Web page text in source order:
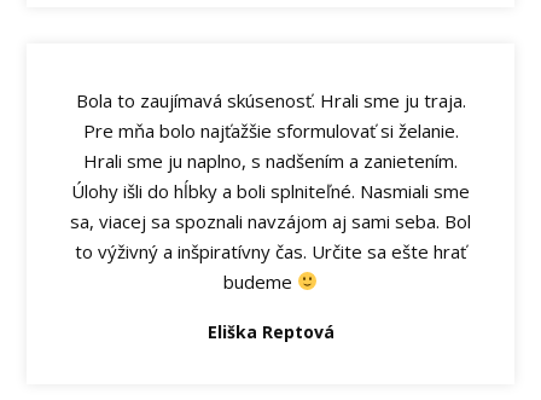
Bola to zaujímavá skúsenosť. Hrali sme ju traja.
Pre mňa bolo najťažšie sformulovať si želanie.
Hrali sme ju naplno, s nadšením a zanietením.
Úlohy išli do hĺbky a boli splniteľné. Nasmiali sme
sa, viacej sa spoznali navzájom aj sami seba. Bol
to výživný a inšpiratívny čas. Určite sa ešte hrať
budeme
Eliška Reptová